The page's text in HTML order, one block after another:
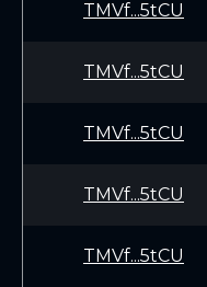
TMVf...5tCU
TMVf...5tCU
TMVf...5tCU
TMVf...5tCU
TMVf...5tCU